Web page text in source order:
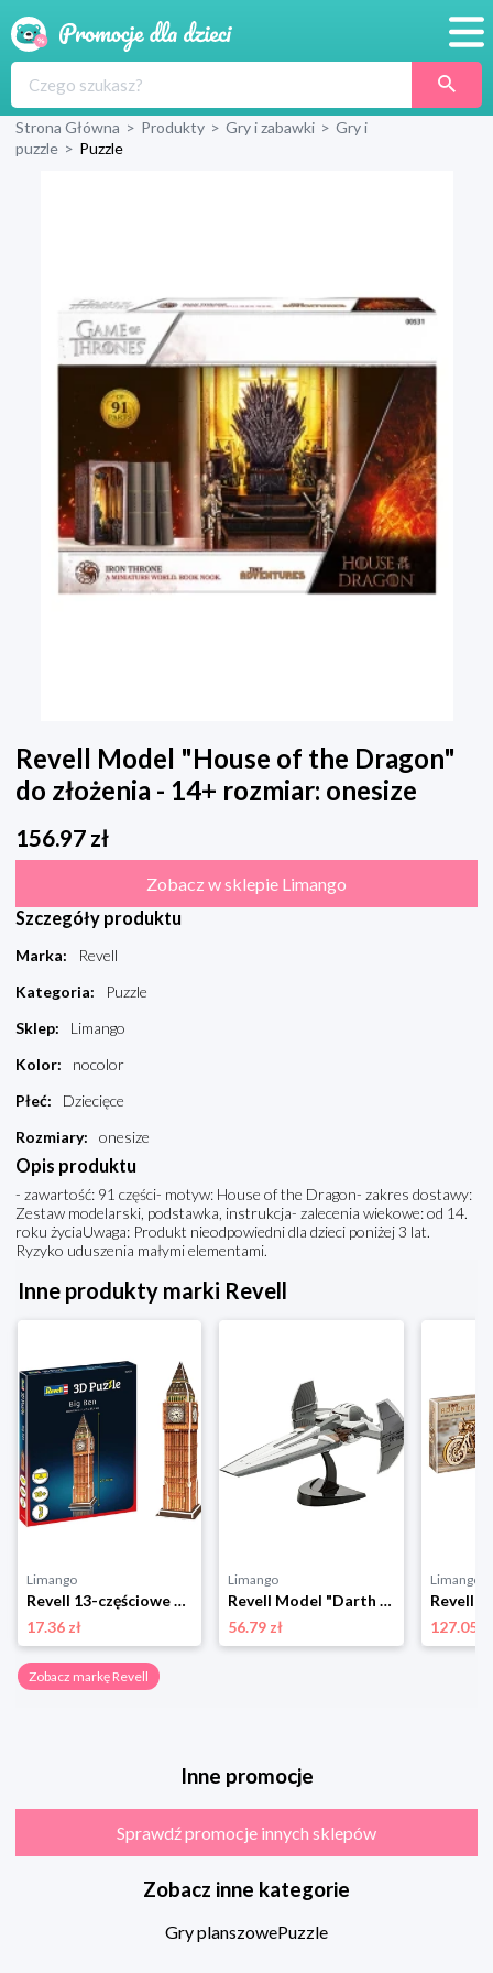
Produkty
Wyprawka
Strona Główna > Produkty > Gry i zabawki > Gry i
puzzle > Puzzle
Revell Model "House of the Dragon"
do złożenia - 14+ rozmiar: onesize
156.97 zł
Zobacz w sklepie Limango
Szczegóły produktu
Marka:
Revell
Kategoria:
Puzzle
Sklep:
Limango
Kolor:
nocolor
Płeć:
Dziecięce
Rozmiary: onesize
Opis produktu
- zawartość: 91 części- motyw: House of the Dragon- zakres dostawy:
Zestaw modelarski, podstawka, instrukcja- zalecenia wiekowe: od 14.
roku życiaUwaga: Produkt nieodpowiedni dla dzieci poniżej 3 lat.
Ryzyko uduszenia małymi elementami.
Inne produkty marki Revell
Limango
Revell 13-częściowe puzzle 3D "Big Ben" - 10+ rozmiar: onesize
17.36 zł
Limango
Revell Model "Darth Maul's Sith Infiltrator" do złożenia - 10+ rozmiar: onesize
56.79 zł
Limango
127.05 zł
Zobacz markę Revell
Inne promocje
Sprawdź promocje innych sklepów
Zobacz inne kategorie
Gry planszowePuzzle